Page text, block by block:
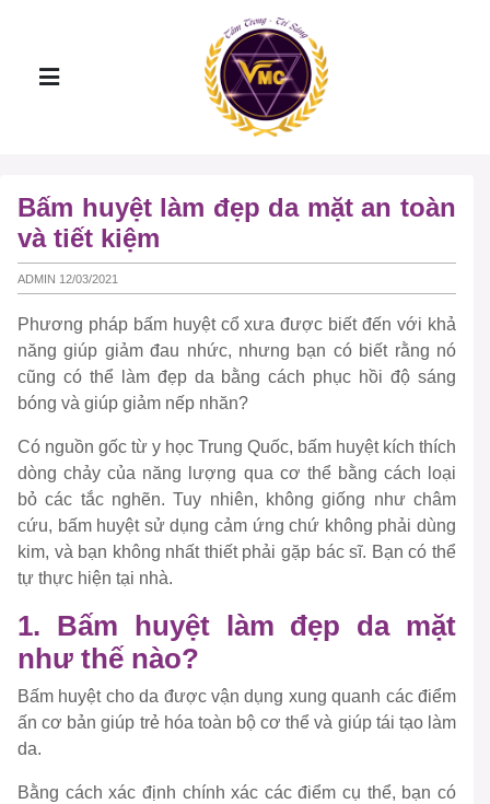
Bấm huyệt làm đẹp da mặt an toàn
và tiết kiệm
ADMIN 12/03/2021
Phương pháp bấm huyệt cổ xưa được biết đến với khả
năng giúp giảm đau nhức, nhưng bạn có biết rằng nó
cũng có thể làm đẹp da bằng cách phục hồi độ sáng
bóng và giúp giảm nếp nhăn?
Có nguồn gốc từ y học Trung Quốc, bấm huyệt kích thích
dòng chảy của năng lượng qua cơ thể bằng cách loại
bỏ các tắc nghẽn. Tuy nhiên, không giống như châm
cứu, bấm huyệt sử dụng cảm ứng chứ không phải dùng
kim, và bạn không nhất thiết phải gặp bác sĩ. Bạn có thể
tự thực hiện tại nhà.
1. Bấm huyệt làm đẹp da mặt
như thế nào?
Bấm huyệt cho da được vận dụng xung quanh các điểm
ấn cơ bản giúp trẻ hóa toàn bộ cơ thể và giúp tái tạo làm
da.
Bằng cách xác định chính xác các điểm cụ thể, bạn có